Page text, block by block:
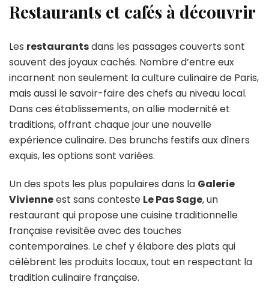
Restaurants et cafés à découvrir
Les restaurantsdans les passages couverts sont
souvent des joyaux cachés. Nombre d’entre eux
incarnent non seulement la culture culinaire de Paris,
mais aussi le savoir-faire des chefs au niveau local.
Dans ces établissements, on allie modernité et
traditions, offrant chaque jour une nouvelle
expérience culinaire. Des brunchs festifs aux dîners
exquis, les options sont variées.
Un des spots les plus populaires dans la Galerie
Vivienneest sans conteste Le Pas Sage, un
restaurant qui propose une cuisine traditionnelle
française revisitée avec des touches
contemporaines. Le chef y élabore des plats qui
célèbrent les produits locaux, tout en respectant la
tradition culinaire française.